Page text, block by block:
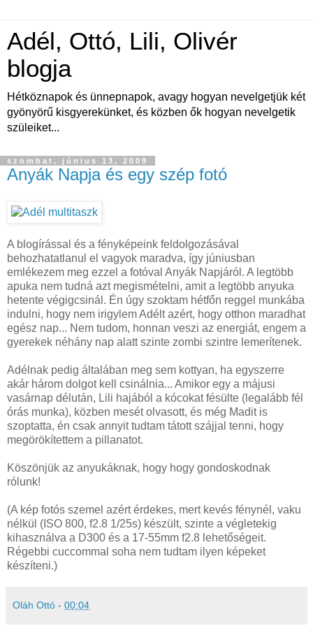
Adél, Ottó, Lili, Olivér
blogja
Hétköznapok és ünnepnapok, avagy hogyan nevelgetjük két
gyönyörű kisgyerekünket, és közben ők hogyan nevelgetik
szüleiket...
szombat, június 13, 2009
Anyák Napja és egy szép fotó
A blogírással és a fényképeink feldolgozásával
behozhatatlanul el vagyok maradva, így júniusban
emlékezem meg ezzel a fotóval Anyák Napjáról. A legtöbb
apuka nem tudná azt megismételni, amit a legtöbb anyuka
hetente végigcsinál. Én úgy szoktam hétfőn reggel munkába
indulni, hogy nem irigylem Adélt azért, hogy otthon maradhat
egész nap... Nem tudom, honnan veszi az energiát, engem a
gyerekek néhány nap alatt szinte zombi szintre lemerítenek.
Adélnak pedig általában meg sem kottyan, ha egyszerre
akár három dolgot kell csinálnia... Amikor egy a májusi
vasárnap délután, Lili hajából a kócokat fésülte (legalább fél
órás munka), közben mesét olvasott, és még Madit is
szoptatta, én csak annyit tudtam tátott szájjal tenni, hogy
megörökítettem a pillanatot.
Köszönjük az anyukáknak, hogy hogy gondoskodnak
rólunk!
(A kép fotós szemel azért érdekes, mert kevés fénynél, vaku
nélkül (ISO 800, f2.8 1/25s) készült, szinte a végletekig
kihasználva a D300 és a 17-55mm f2.8 lehetőségeit.
Régebbi cuccommal soha nem tudtam ilyen képeket
készíteni.)
Oláh Ottó - 00:04